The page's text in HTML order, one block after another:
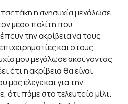
η ανησυχία μεγάλωσε
μέσο πολίτη που
την ακρίβεια να τους
και στους
μου μεγάλωσε ακούγοντας
ότι η ακρίβεια θα είναι
μας έλεγε και για την
ότι πάμε στο τελευταίο μίλι.